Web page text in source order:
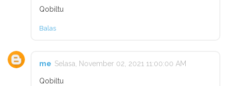
Qobiltu
Balas
me Selasa, November 02, 2021 11:00:00 AM
Qobiltu